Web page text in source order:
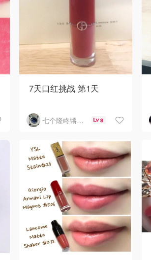
7天口红挑战 第1天
小胖丁506 偏粉色的豆沙
色
很水润 不显唇纹
上班必备 好气色的不二
选择～
七个隆咚锵小小 8